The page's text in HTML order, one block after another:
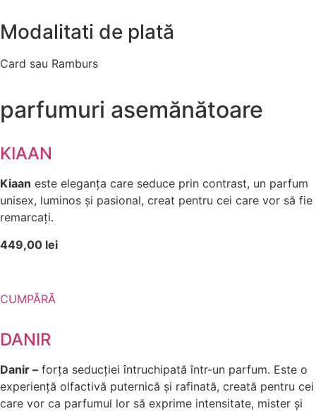
Modalitati de plată
Card sau Ramburs
parfumuri asemănătoare
KIAAN
Kiaan este eleganța care seduce prin contrast, un parfum
unisex, luminos și pasional, creat pentru cei care vor să fie
remarcați.
449,00 lei
CUMPĂRĂ
DANIR
Danir – forța seducției întruchipată într-un parfum. Este o
experiență olfactivă puternică și rafinată, creată pentru cei
care vor ca parfumul lor să exprime intensitate, mister și